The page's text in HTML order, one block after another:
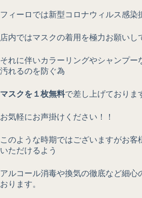
フィーロでは新型コロナウィルス感染
店内ではマスクの着用を極力お願いし
それに伴いカラーリングやシャンプー
汚れるのを防ぐ為
マスクを１枚無料で差し上げておりま
お気軽にお声掛けください！！
このような時期ではございますがお客
いただけるよう
アルコール消毒や換気の徹底など細心
おります。